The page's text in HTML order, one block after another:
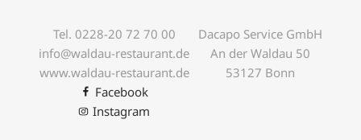
Tel. 0228-20 72 70 00
info@waldau-restaurant.de
www.waldau-restaurant.de
Facebook
Instagram
Dacapo Service GmbH
An der Waldau 50
53127 Bonn